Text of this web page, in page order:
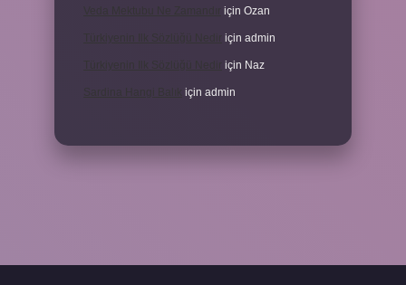
için Ozan
için admin
için Naz
için admin